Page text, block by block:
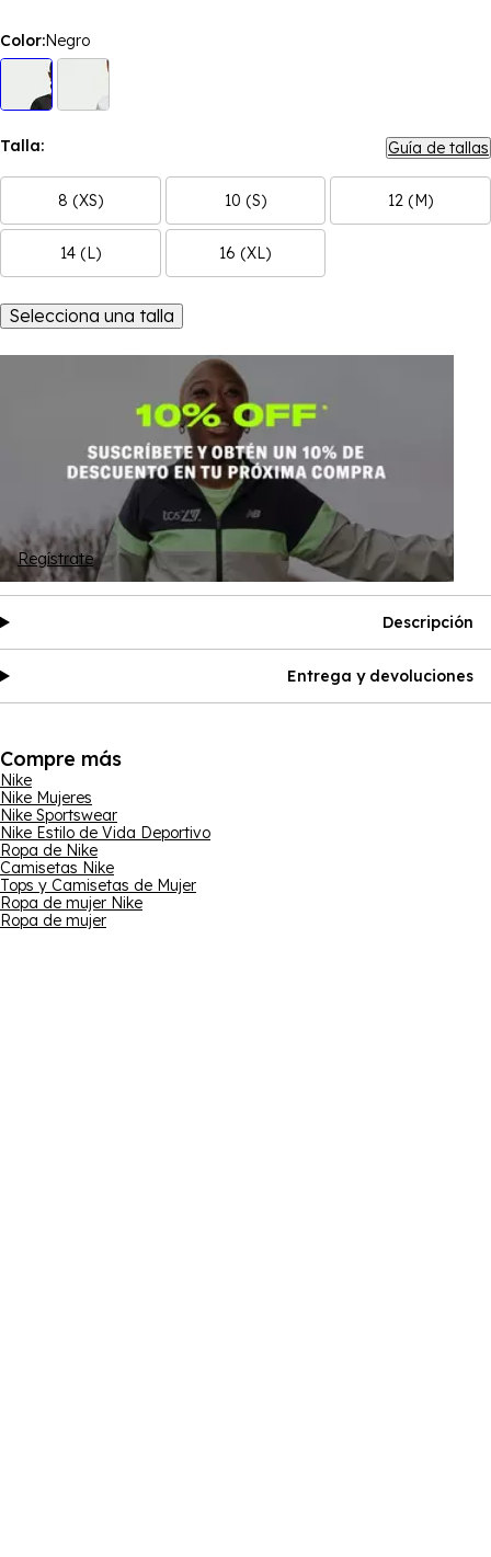
Color:Negro
Talla: Guía de tallas
8 (XS) 10 (S) 12 (M)
14 (L) 16 (XL)
Selecciona una talla
Regístrate
Descripción
Entrega y devoluciones
Compre más
Nike
Nike Mujeres
Nike Sportswear
Nike Estilo de Vida Deportivo
Ropa de Nike
Camisetas Nike
Tops y Camisetas de Mujer
Ropa de mujer Nike
Ropa de mujer